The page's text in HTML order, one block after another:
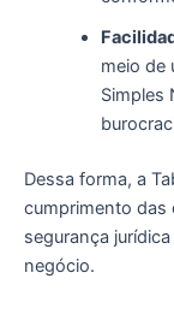
meio de
Simples
Dessa forma, a
cumprimento das
segurança
negócio.